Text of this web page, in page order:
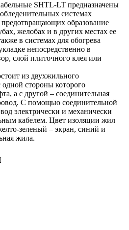
SHTL-LT предназначены
системах
предотвращающих образование
желобах и в других местах ее
в системах для обогрева
непосредственно в
слой плиточного клея или
из двухжильного
одной стороны которого
а с другой – соединительная
С помощью соединительной
электрически и механически
кабелем. Цвет изоляции жил
зеленый – экран, синий и
жила.